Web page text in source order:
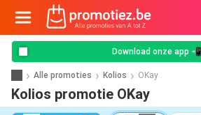
Download onze app 📲
Alle promoties Kolios OKay
Kolios promotie OKay